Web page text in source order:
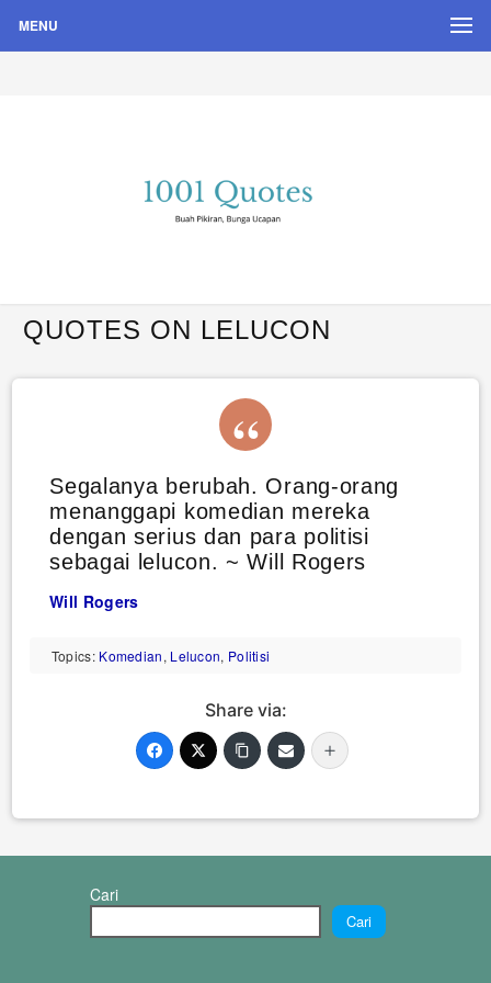
MENU
Quote Hari Puisi
QUOTES ON LELUCON
Segalanya berubah. Orang-orang
menanggapi komedian mereka
dengan serius dan para politisi
sebagai lelucon. ~ Will Rogers
Will Rogers
Topics: Komedian, Lelucon, Politisi
Share via:
Cari
Cari